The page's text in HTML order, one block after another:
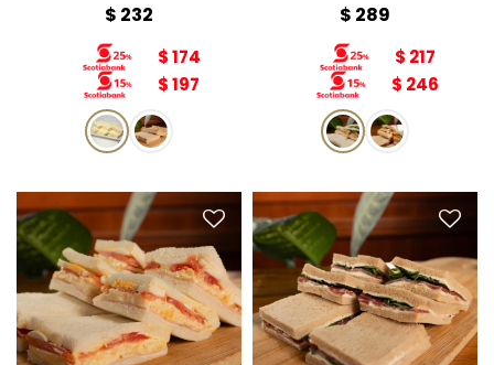
$ 232
$174
$197
$ 289
$ 217
$ 246
Sandwiches Especiales de
Choclo
Relleno: crema de choclo,
tomate, huevo duro,
mayonesa.
Pan: blanco
Sandwiches de Bondiola
x6
Relleno: bondiola, rúcula,
queso crema.
Pan: integral